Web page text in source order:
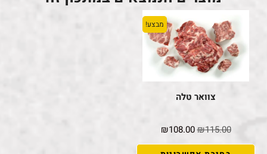
צוואר טלה
₪115.00
₪108.00
בחירת אפשרויות